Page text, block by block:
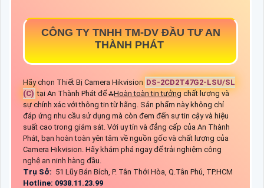
CÔNG TY TNHH TM-DV ĐẦU TƯ AN
THÀNH PHÁT
Hãy chọn Thiết Bị Camera Hikvision DS-2CD2T47G2-LSU/SL
(C) tại An Thành Phát để ⁂Hoàn toàn tin tưởngchất lượng và
sự chính xác với thông tin từ hãng. Sản phẩm này không chỉ
đáp ứng nhu cầu sử dụng mà còn đem đến sự tin cậy và hiệu
suất cao trong giám sát. Với uy tín và đẳng cấp của An Thành
Phát, bạn hoàn toàn yên tâm về nguồn gốc và chất lượng của
Camera Hikvision. Hãy khám phá ngay để trải nghiệm công
nghệ an ninh hàng đầu.
Trụ Sở: 51 Lũy Bán Bích, P. Tân Thới Hòa, Q.Tân Phú, TP.HCM
Hotline: 0938.11.23.99